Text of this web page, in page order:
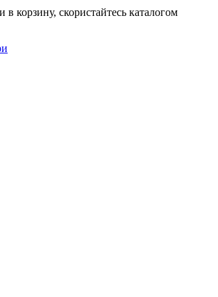
корзину, скористайтесь каталогом